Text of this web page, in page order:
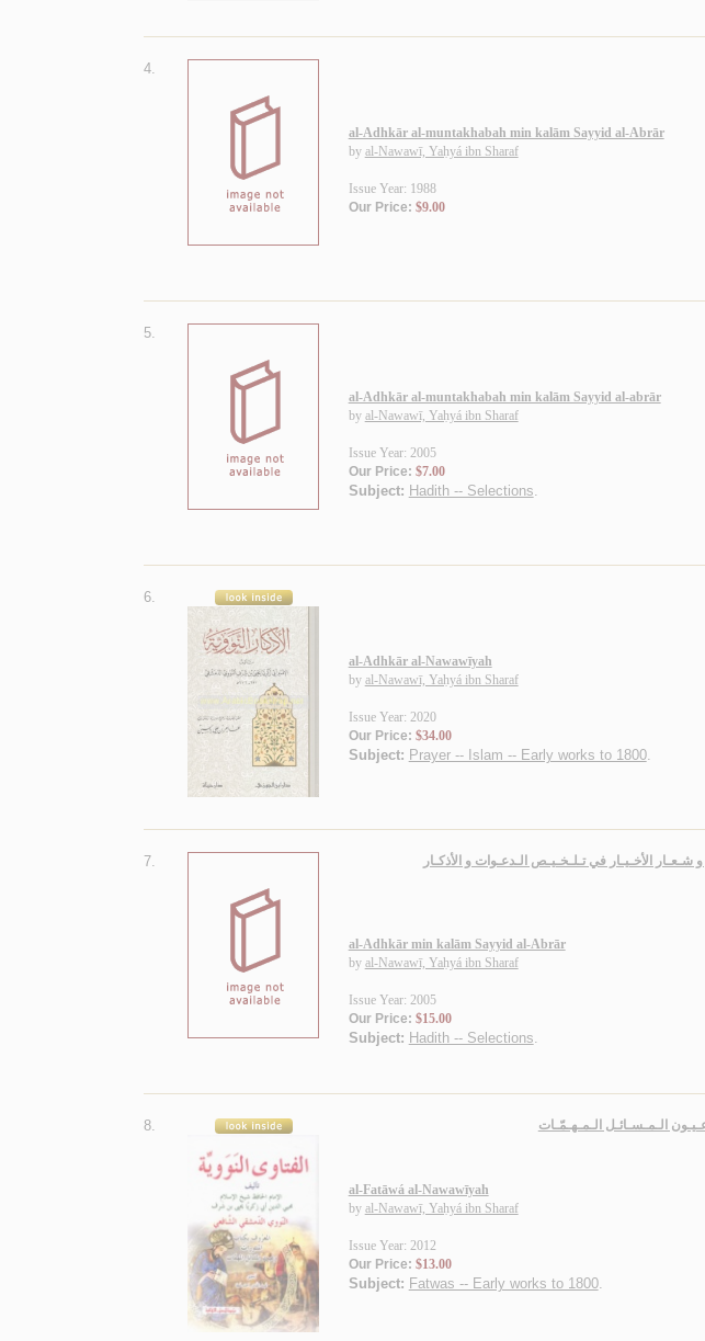
4.
al-Adhkār al-muntakhabah min kalām Sayyid al-Abrār
by al-Nawawī, Yaḥyá ibn Sharaf
Issue Year: 1988
Our Price: $9.00
5.
al-Adhkār al-muntakhabah min kalām Sayyid al-abrār
by al-Nawawī, Yaḥyá ibn Sharaf
Issue Year: 2005
Our Price: $7.00
Subject: Hadith -- Selections.
6.
al-Adhkār al-Nawawīyah
by al-Nawawī, Yaḥyá ibn Sharaf
Issue Year: 2020
Our Price: $34.00
Subject: Prayer -- Islam -- Early works to 1800.
7.
و شـعـار الأخـيـار في تـلـخـيـص الـدعـوات و الأذكـار
al-Adhkār min kalām Sayyid al-Abrār
by al-Nawawī, Yaḥyá ibn Sharaf
Issue Year: 2005
Our Price: $15.00
Subject: Hadith -- Selections.
8.
الـمـسـائـل الـمـهـمّـات
al-Fatāwá al-Nawawīyah
by al-Nawawī, Yaḥyá ibn Sharaf
Issue Year: 2012
Our Price: $13.00
Subject: Fatwas -- Early works to 1800.